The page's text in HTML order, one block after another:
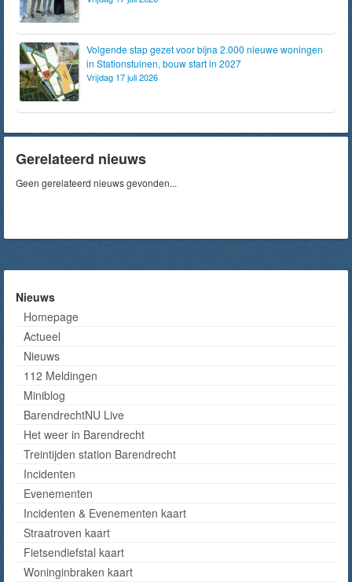
Volgende stap gezet voor bijna 2.000 nieuwe woningen
in Stationstuinen, bouw start in 2027
Vrijdag 17 juli 2026
Gerelateerd nieuws
Geen gerelateerd nieuws gevonden...
Nieuws
Homepage
Actueel
Nieuws
112 Meldingen
Miniblog
BarendrechtNU Live
Het weer in Barendrecht
Treintijden station Barendrecht
Incidenten
Evenementen
Incidenten & Evenementen kaart
Straatroven kaart
Fietsendiefstal kaart
Woninginbraken kaart